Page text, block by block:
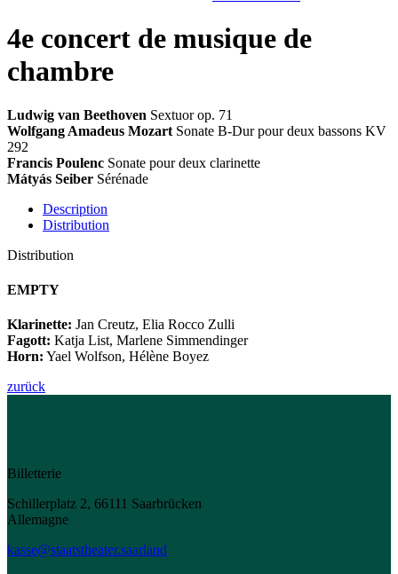
4e concert de musique de
chambre
Ludwig van Beethoven Sextuor op. 71
Wolfgang Amadeus Mozart Sonate B-Dur pour deux bassons KV
292
Francis Poulenc Sonate pour deux clarinette
Mátyás Seiber Sérénade
Description
Distribution
Distribution
EMPTY
Klarinette: Jan Creutz, Elia Rocco Zulli
Fagott: Katja List, Marlene Simmendinger
Horn: Yael Wolfson, Hélène Boyez
zurück
Billetterie
Schillerplatz 2, 66111 Saarbrücken
Allemagne
kasse@staatstheater.saarland